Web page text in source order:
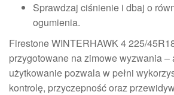
Sprawdzaj ciśnienie i dbaj o
ogumienia.
Firestone WINTERHAWK 4 225/
przygotowane na zimowe wyzwania
użytkowanie pozwala w pełni
kontrolę, przyczepność oraz